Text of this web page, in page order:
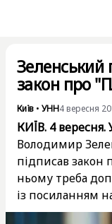
Зеленський
закон про
Київ • УНН4 вересня
КИЇВ. 4 вересня.
Володимир
підписав закон
ньому треба
із посиланням